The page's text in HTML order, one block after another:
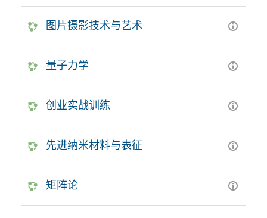
图片摄影技术与艺术
量子力学
创业实战训练
先进纳米材料与表征
矩阵论